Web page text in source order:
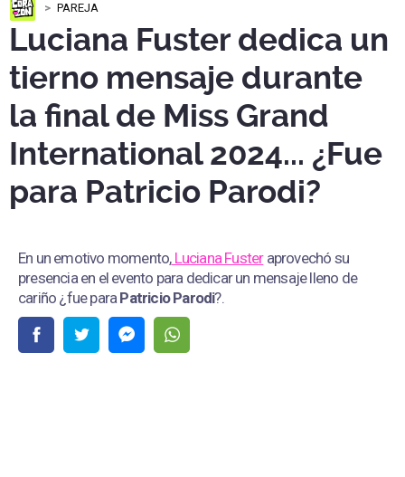
PAREJA
Luciana Fuster dedica un
tierno mensaje durante
la final de Miss Grand
International 2024... ¿Fue
para Patricio Parodi?
En un emotivo momento,Luciana Fusteraprovechó su
presencia en el evento para dedicar un mensaje lleno de
cariño ¿fue paraPatricio Parodi?.